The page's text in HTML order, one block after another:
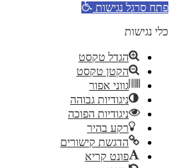
פתח סרגל נגישות
כלי נגישות
הגדל טקסט
הקטן טקסט
גווני אפור
ניגודיות גבוהה
ניגודיות הפוכה
רקע בהיר
הדגשת קישורים
פונט קריא